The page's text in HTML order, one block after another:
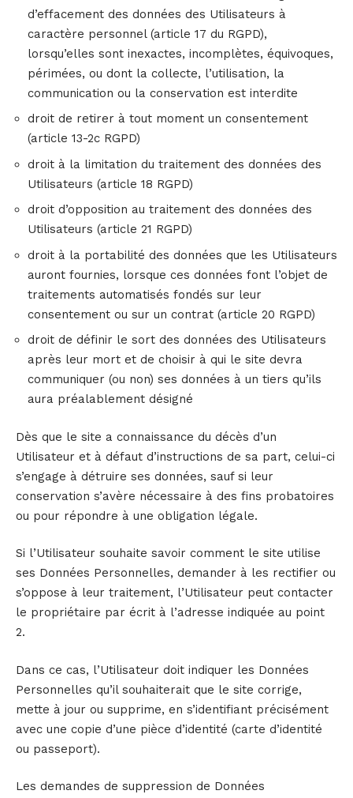
d’effacement des données des Utilisateurs à
caractère personnel (article 17 du RGPD),
lorsqu’elles sont inexactes, incomplètes, équivoques,
périmées, ou dont la collecte, l’utilisation, la
communication ou la conservation est interdite
droit de retirer à tout moment un consentement
(article 13-2c RGPD)
droit à la limitation du traitement des données des
Utilisateurs (article 18 RGPD)
droit d’opposition au traitement des données des
Utilisateurs (article 21 RGPD)
droit à la portabilité des données que les Utilisateurs
auront fournies, lorsque ces données font l’objet de
traitements automatisés fondés sur leur
consentement ou sur un contrat (article 20 RGPD)
droit de définir le sort des données des Utilisateurs
après leur mort et de choisir à qui le site devra
communiquer (ou non) ses données à un tiers qu’ils
aura préalablement désigné
Dès que le site a connaissance du décès d’un
Utilisateur et à défaut d’instructions de sa part, celui-ci
s’engage à détruire ses données, sauf si leur
conservation s’avère nécessaire à des fins probatoires
ou pour répondre à une obligation légale.
Si l’Utilisateur souhaite savoir comment le site utilise
ses Données Personnelles, demander à les rectifier ou
s’oppose à leur traitement, l’Utilisateur peut contacter
le propriétaire par écrit à l’adresse indiquée au point
2.
Dans ce cas, l’Utilisateur doit indiquer les Données
Personnelles qu’il souhaiterait que le site corrige,
mette à jour ou supprime, en s’identifiant précisément
avec une copie d’une pièce d’identité (carte d’identité
ou passeport).
Les demandes de suppression de Données